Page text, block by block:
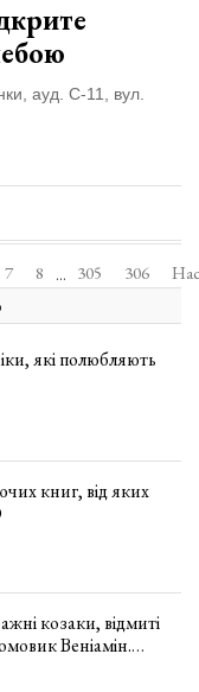
ауд. С-11, вул.
7 8 ... 305 306
які полюбляють
книг, від яких
козаки, відмиті
Веніамін.